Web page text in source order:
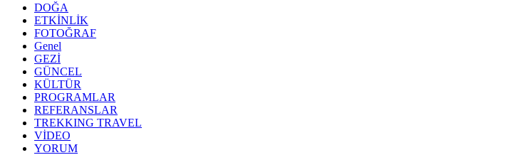
DOĞA
ETKİNLİK
FOTOĞRAF
Genel
GEZİ
GÜNCEL
KÜLTÜR
PROGRAMLAR
REFERANSLAR
TREKKING TRAVEL
VİDEO
YORUM